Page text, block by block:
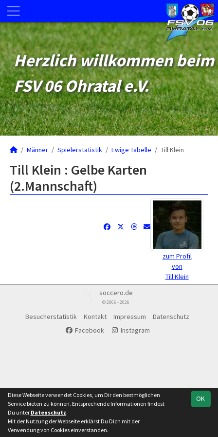
Herzlich willkommen beim
FSV 06 Ohratal e.V.
Männer Spielerstatistik Ewige Tabelle Till Klein
Till Klein : Gelbe Karten
(2.Mannschaft)
zum Profil
von
Till Klein
soccero.de
© 2006 - 2026
Besucherstatistik Kontakt Impressum
Datenschutz
Facebook
Instagram
OK
Diese Webseite verwendet Cookies, um Dir den bestmöglichen
Service bieten zu können. Entsprechende Informationen findest
Du unter Datenschutz.
Mit der Nutzung der Webseite erklärst Du Dich mit der
Verwendung von Cookies einverstanden.